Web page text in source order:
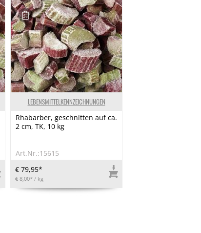
LEBENSMITTELKENNZEICHNUNGEN
Rhabarber, geschnitten auf ca.
2 cm, TK, 10 kg
Art.Nr.:15615
€ 79,95*
€ 8,00* / kg